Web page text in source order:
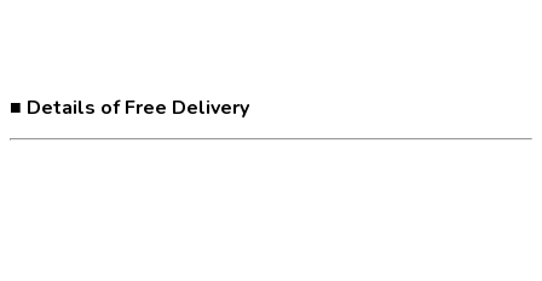
■ Details of Free Delivery